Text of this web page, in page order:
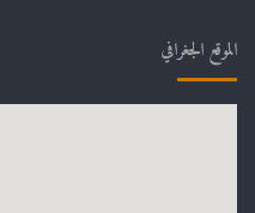
الموقع الجغرافي